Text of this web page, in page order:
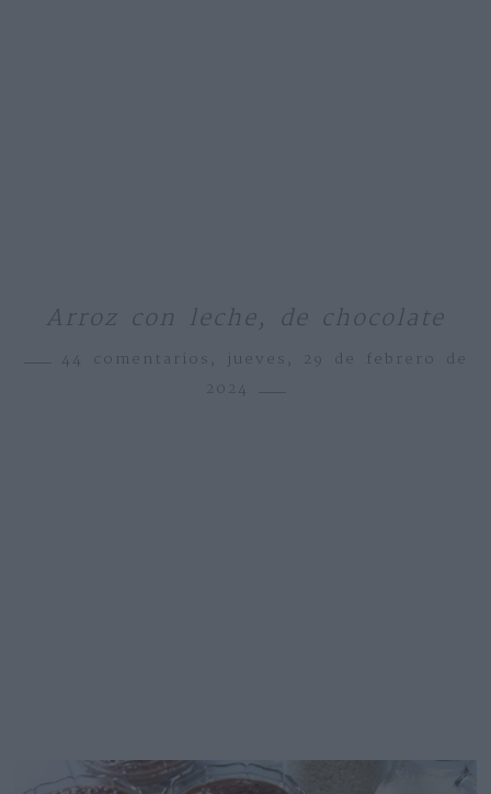
Arroz con leche, de chocolate
44 comentarios,
jueves, 29 de febrero de
2024